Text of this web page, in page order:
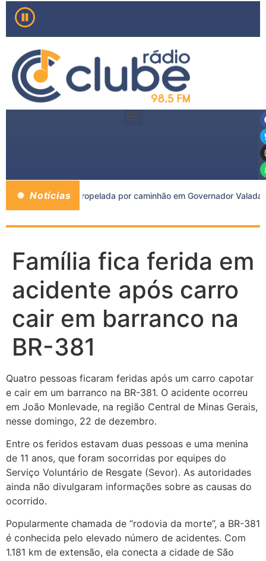
Notícias
morre após ser atropelada por caminhão em Governador
Família fica ferida em
acidente após carro
cair em barranco na
BR-381
Quatro pessoas ficaram feridas após um carro capotar
e cair em um barranco na BR-381. O acidente ocorreu
em João Monlevade, na região Central de Minas Gerais,
nesse domingo, 22 de dezembro.
Entre os feridos estavam duas pessoas e uma menina
de 11 anos, que foram socorridas por equipes do
Serviço Voluntário de Resgate (Sevor). As autoridades
ainda não divulgaram informações sobre as causas do
ocorrido.
Popularmente chamada de “rodovia da morte”, a BR-381
é conhecida pelo elevado número de acidentes. Com
1.181 km de extensão, ela conecta a cidade de São